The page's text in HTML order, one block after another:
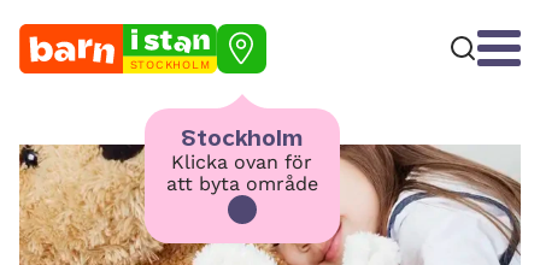
STOCKHOLM
Stockholm
Klicka ovan för
att byta område